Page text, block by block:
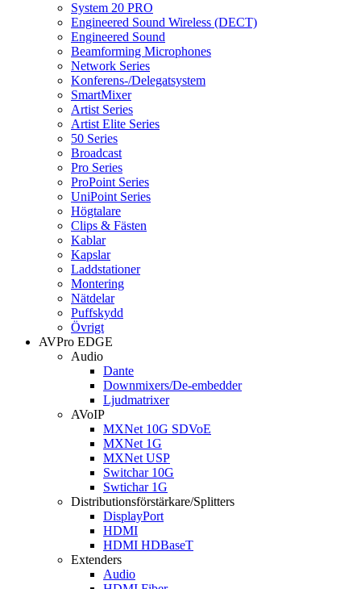
System 20 PRO
Engineered Sound Wireless (DECT)
Engineered Sound
Beamforming Microphones
Network Series
Konferens-/Delegatsystem
SmartMixer
Artist Series
Artist Elite Series
50 Series
Broadcast
Pro Series
ProPoint Series
UniPoint Series
Högtalare
Clips & Fästen
Kablar
Kapslar
Laddstationer
Montering
Nätdelar
Puffskydd
Övrigt
AVPro EDGE
Audio
Dante
Downmixers/De-embedder
Ljudmatrixer
AVoIP
MXNet 10G SDVoE
MXNet 1G
MXNet USP
Switchar 10G
Swtichar 1G
Distributionsförstärkare/Splitters
DisplayPort
HDMI
HDMI HDBaseT
Extenders
Audio